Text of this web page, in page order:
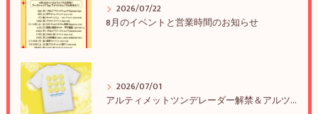
2026/07/22
8月のイベントと営業時間のお知らせ
2026/07/01
アルティメットツンデレーダー解禁＆アルツンBIGTEE販売のお知らせ